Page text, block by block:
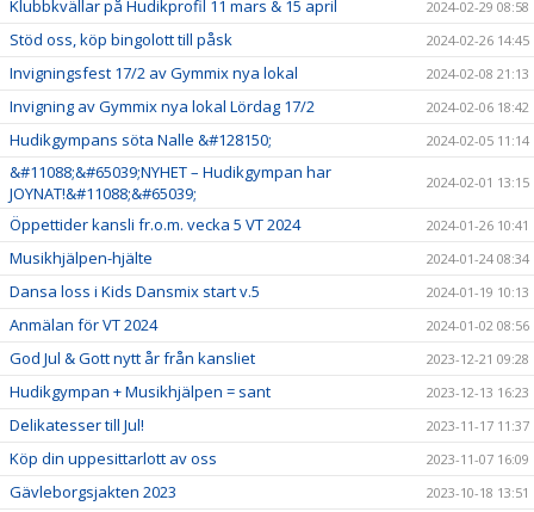
Klubbkvällar på Hudikprofil 11 mars & 15 april 2024-02-29 08:58
Stöd oss, köp bingolott till påsk 2024-02-26 14:45
Invigningsfest 17/2 av Gymmix nya lokal 2024-02-08 21:13
Invigning av Gymmix nya lokal Lördag 17/2 2024-02-06 18:42
Hudikgympans söta Nalle &#128150; 2024-02-05 11:14
&#11088;&#65039;NYHET – Hudikgympan har
JOYNAT!&#11088;&#65039;
2024-02-01 13:15
Öppettider kansli fr.o.m. vecka 5 VT 2024 2024-01-26 10:41
Musikhjälpen-hjälte 2024-01-24 08:34
Dansa loss i Kids Dansmix start v.5 2024-01-19 10:13
Anmälan för VT 2024 2024-01-02 08:56
God Jul & Gott nytt år från kansliet 2023-12-21 09:28
Hudikgympan + Musikhjälpen = sant 2023-12-13 16:23
Delikatesser till Jul! 2023-11-17 11:37
Köp din uppesittarlott av oss 2023-11-07 16:09
Gävleborgsjakten 2023 2023-10-18 13:51